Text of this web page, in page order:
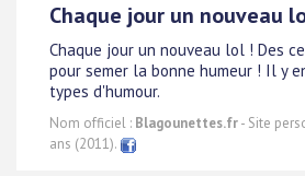
Chaque jour un nouveau
Chaque jour un nouveau lol ! Des
pour semer la bonne humeur ! Il y
types d'humour.
Nom officiel : Blagounettes.fr- Site
ans (2011).